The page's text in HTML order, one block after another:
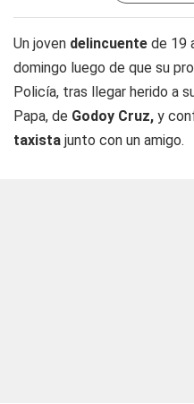
Un joven delincuente de 19
domingo luego de que su
Policía, tras llegar herido a
Papa, de Godoy Cruz, y
taxista junto con un amigo.